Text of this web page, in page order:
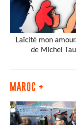
Laïcité mon
de Michel
MAROC +